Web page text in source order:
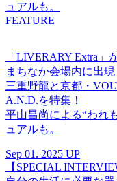
ュアルも。
FEATURE
「LIVERARY Extra」
まちなか会場内に出現
三重野龍と京都・
A.N.D.を特集！
平山昌尚による“われ
ュアルも。
Sep 01. 2025 UP
【SPECIAL